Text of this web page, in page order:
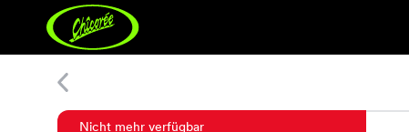
Nicht mehr verfügbar